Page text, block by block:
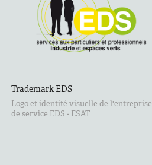
Trademark EDS
Logo et identité visuelle de l'entreprise
de service EDS - ESAT